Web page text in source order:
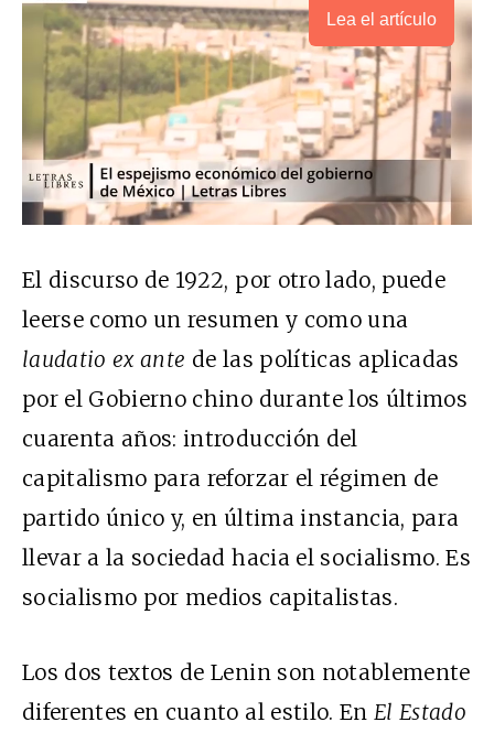
Lea el artículo
El discurso de 1922, por otro lado, puede
leerse como un resumen y como una
laudatio ex ante de las políticas aplicadas
por el Gobierno chino durante los últimos
cuarenta años: introducción del
capitalismo para reforzar el régimen de
partido único y, en última instancia, para
llevar a la sociedad hacia el socialismo. Es
socialismo por medios capitalistas.
Los dos textos de Lenin son notablemente
diferentes en cuanto al estilo. En El Estado